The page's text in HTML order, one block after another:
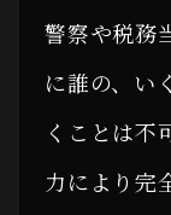
警察や税務
に誰の、い
くことは不
力により完